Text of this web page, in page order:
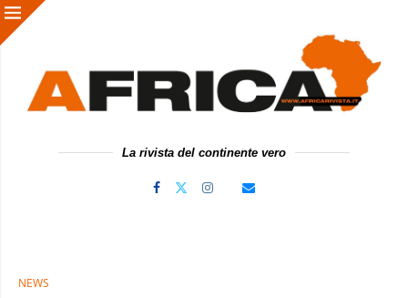
La rivista del continente vero
NEWS